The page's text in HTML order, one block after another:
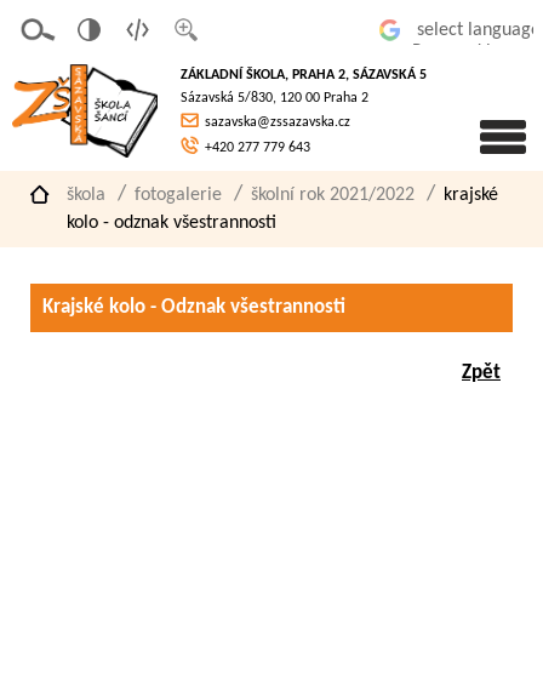
písmo
á
verze
pro
slaboz
raké
ZÁKLADNÍ ŠKOLA, PRAHA 2, SÁZAVSKÁ 5
Sázavská 5/830, 120 00 Praha 2
sazavska@zssazavska.cz
+420 277 779 643
škola fotogalerie školní rok 2021/2022
krajské
kolo - odznak všestrannosti
Krajské kolo - Odznak všestrannosti
Zpět